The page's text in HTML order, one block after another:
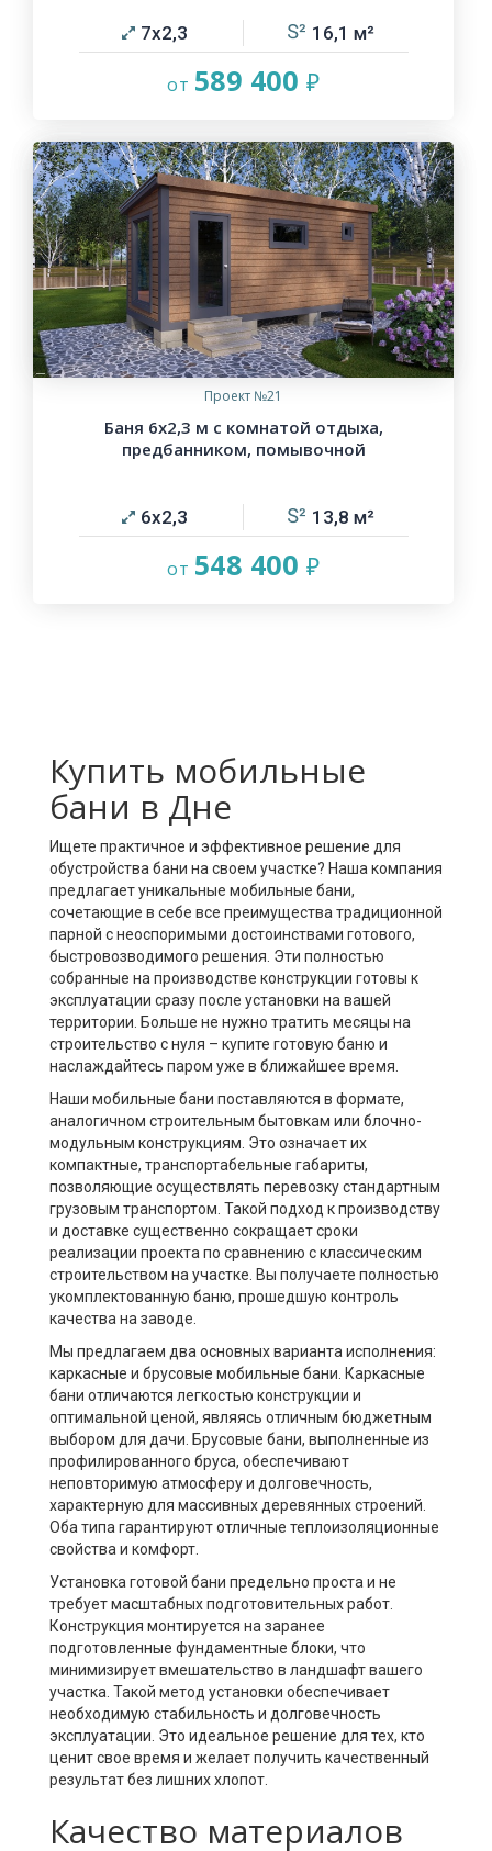
7х2,3 16,1
589 400
Проект №21
Баня 6х2,3 м с комнатой отдыха,
предбанником, помывочной
6х2,3 13,8
548 400
Купить мобильные
бани в Дне
Ищете практичное и эффективное решение для
обустройства бани на своем участке? Наша компания
предлагает уникальные мобильные бани,
сочетающие в себе все преимущества традиционной
парной с неоспоримыми достоинствами готового,
быстровозводимого решения. Эти полностью
собранные на производстве конструкции готовы к
эксплуатации сразу после установки на вашей
территории. Больше не нужно тратить месяцы на
строительство с нуля – купите готовую баню и
наслаждайтесь паром уже в ближайшее время.
Наши мобильные бани поставляются в формате,
аналогичном строительным бытовкам или блочно-
модульным конструкциям. Это означает их
компактные, транспортабельные габариты,
позволяющие осуществлять перевозку стандартным
грузовым транспортом. Такой подход к производству
и доставке существенно сокращает сроки
реализации проекта по сравнению с классическим
строительством на участке. Вы получаете полностью
укомплектованную баню, прошедшую контроль
качества на заводе.
Мы предлагаем два основных варианта исполнения:
каркасные и брусовые мобильные бани. Каркасные
бани отличаются легкостью конструкции и
оптимальной ценой, являясь отличным бюджетным
выбором для дачи. Брусовые бани, выполненные из
профилированного бруса, обеспечивают
неповторимую атмосферу и долговечность,
характерную для массивных деревянных строений.
Оба типа гарантируют отличные теплоизоляционные
свойства и комфорт.
Установка готовой бани предельно проста и не
требует масштабных подготовительных работ.
Конструкция монтируется на заранее
подготовленные фундаментные блоки, что
минимизирует вмешательство в ландшафт вашего
участка. Такой метод установки обеспечивает
необходимую стабильность и долговечность
эксплуатации. Это идеальное решение для тех, кто
ценит свое время и желает получить качественный
результат без лишних хлопот.
Качество материалов